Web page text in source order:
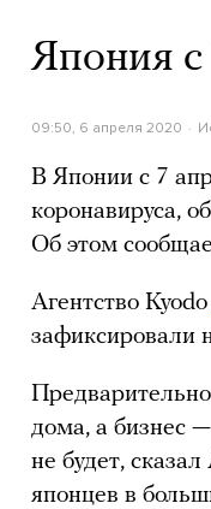
Япония
09:50, 6 апреля 2020
В Японии с 7
коронавируса,
Об этом
Агентство Kyodo
зафиксировали
дома, а бизнес
не будет,
японцев в